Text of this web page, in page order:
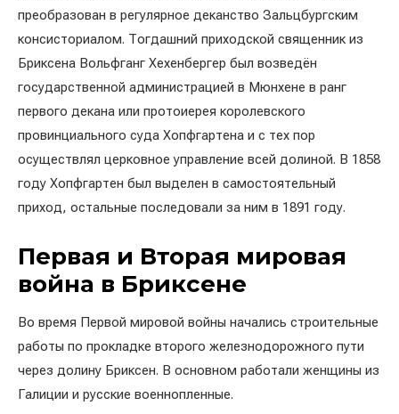
преобразован в регулярное деканство Зальцбургским
консисториалом. Тогдашний приходской священник из
Бриксена Вольфганг Хехенбергер был возведён
государственной администрацией в Мюнхене в ранг
первого декана или протоиерея королевского
провинциального суда Хопфгартена и с тех пор
осуществлял церковное управление всей долиной. В 1858
году Хопфгартен был выделен в самостоятельный
приход, остальные последовали за ним в 1891 году.
Первая и Вторая мировая
война в Бриксене
Во время Первой мировой войны начались строительные
работы по прокладке второго железнодорожного пути
через долину Бриксен. В основном работали женщины из
Галиции и русские военнопленные.